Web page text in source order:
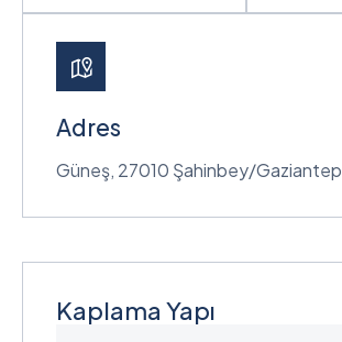
Kaplama Yapı
Adres
Güneş, 27010 Şahinbey/Gaziantep